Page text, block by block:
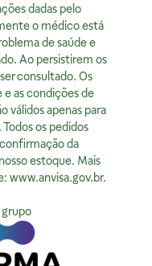
08h00 às 20h00
9h00 às 18h00.
dadas pelo
o médico está
de saúde e
Ao persistirem os
consultado. Os
as condições de
válidos apenas para
os pedidos
da
estoque. Mais
www.anvisa.gov.br.